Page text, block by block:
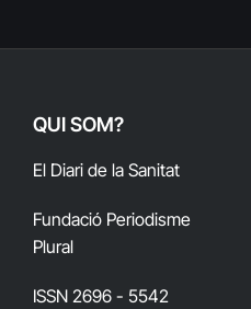
QUI SOM?
El Diari de la Sanitat
Fundació Periodisme
Plural
ISSN 2696 - 5542